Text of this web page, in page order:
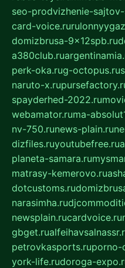
seo-prodvizhenie-
card-voice.ru
domizbrusa-9x12spb.ru
a380club.ru
perk-oka.rug-octopus.ru
naruto-x.ru
spayderhed-2022.ru
webamator.ruma-
nv-750.runews-plain.ru
dizfiles.ruyoutubefree.ru
planeta-samara.ru
matrasy-kemerovo.ru
dotcustoms.ru
narasimha.ru
newsplain.rucardvoice.ru
gbget.ru
petrovkasports.ruporno-
york-life.rudoroga-